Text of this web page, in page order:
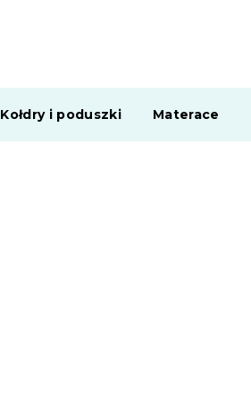
Kołdry i poduszki Materace